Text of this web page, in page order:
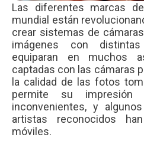
Las diferentes marcas de
mundial están
crear sistemas de
imágenes con
equiparan en muchos
captadas con las cámaras
la calidad de las fotos
permite su
inconvenientes, y
artistas reconocidos
móviles.